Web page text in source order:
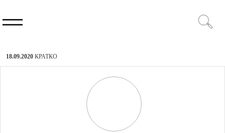
18.09.2020 КРАТКО